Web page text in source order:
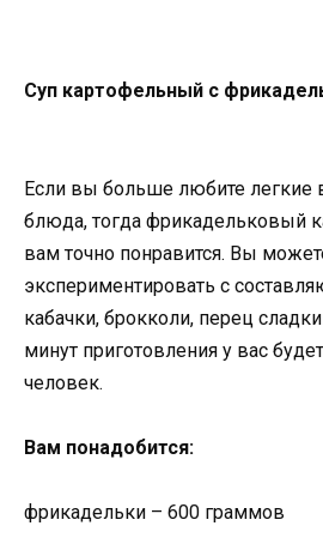
Суп картофельный с
Если вы больше любите легкие
блюда, тогда фрикадельковый
вам точно понравится. Вы
экспериментировать с
кабачки, брокколи, перец
минут приготовления у вас
человек.
Вам понадобится:
фрикадельки – 600 граммов